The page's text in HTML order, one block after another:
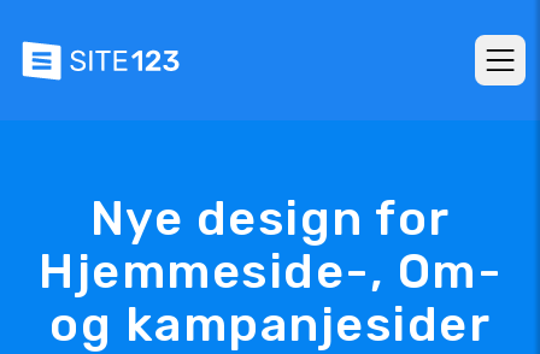
Nye design for
Hjemmeside-, Om-
og kampanjesider